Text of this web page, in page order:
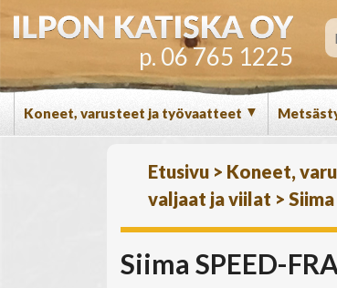
p. 06 765 1225
Koneet, varusteet ja työvaatteet ▼
Etusivu > Koneet,
valjaat ja viilat >
Siima SPEED-